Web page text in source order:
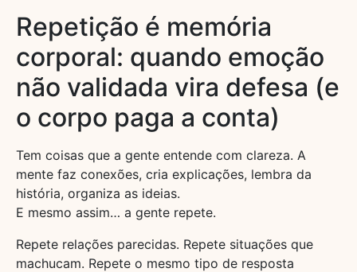
Repetição é memória
corporal: quando emoção
não validada vira defesa (e
o corpo paga a conta)
Tem coisas que a gente entende com clareza. A
mente faz conexões, cria explicações, lembra da
história, organiza as ideias.
E mesmo assim… a gente repete.
Repete relações parecidas. Repete situações que
machucam. Repete o mesmo tipo de resposta